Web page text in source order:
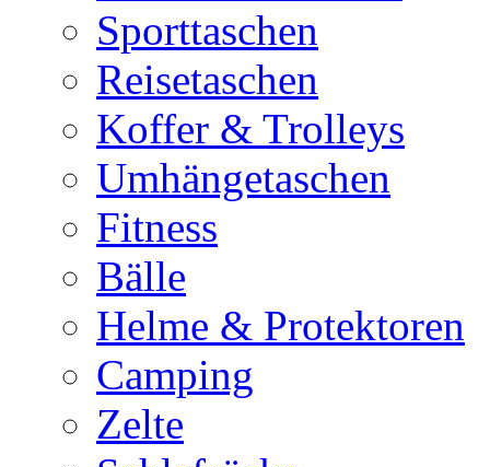
Sporttaschen
Reisetaschen
Koffer & Trolleys
Umhängetaschen
Fitness
Bälle
Helme & Protektoren
Camping
Zelte